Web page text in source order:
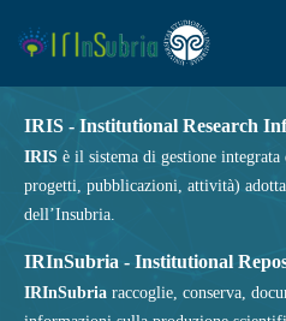
IRIS - Institutional Research
IRIS è il sistema di gestione
progetti, pubblicazioni, attività)
dell’Insubria.
IRInSubria - Institutional
IRInSubria raccoglie, conserva,